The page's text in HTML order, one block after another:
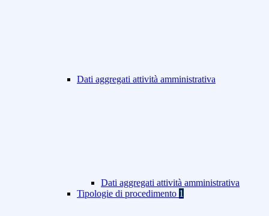
Dati aggregati attività amministrativa
Dati aggregati attività amministrativa
Tipologie di procedimento 1